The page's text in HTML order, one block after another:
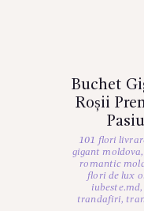
Buchet
Roșii
101 flori
gigant moldova
romantic
flori de lux
iubeste.md
trandafiri,